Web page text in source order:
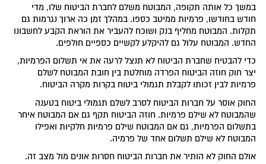
במשך כל אותה תקופה, המבוטח משלם לחברת הביטוח שלו, מדי
חודש בחודשו, פרמיות ממיטב כספו. במהלך זמן כה ארוך נגרמות גם
תקלות. המבוטח מחליף בנק ושוכח להעביר את הוראת הקבע לחשבונו
החדש. המבוטח עלול גם להיקלע לקשיים כספיים חולפים.
כדי להבטיח שחברת הביטוח לא תנצל לרעה את אי תשלום הפרמיות,
יצר חוק חוזה הביטוח הפרדה מוחלטת בין חובת המבוטח לשלם
פרמיות לבין זכותו לקבלת תגמולי ביטוח בקרות מקרה הביטוח.
החוק אוסר על חברות הביטוח לסרב לשלם תגמולי ביטוח בטענה
שהמבוטח לא שילם פרמיות. חוזה הביטוח תקף גם אם המבוטח איחר
בתשלום הפרמיות, גם אם המבוטח שילם פרמיות חלקיות ואפילו
המבוטח לא שילם תשלום אחד של פרמיה.
אולם החוק לא הותיר את חברות הביטוח חסרות אונים מול מצב זה.